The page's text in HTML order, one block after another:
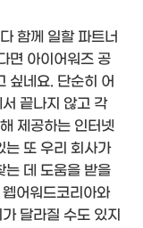
함께 일할 파트너
면 아이어워즈 공
싶네요. 단순히 어
끝나지 않고 각
제공하는 인터넷
또 우리 회사가
는 데 도움을 받을
어워드코리아와
달라질 수도 있지